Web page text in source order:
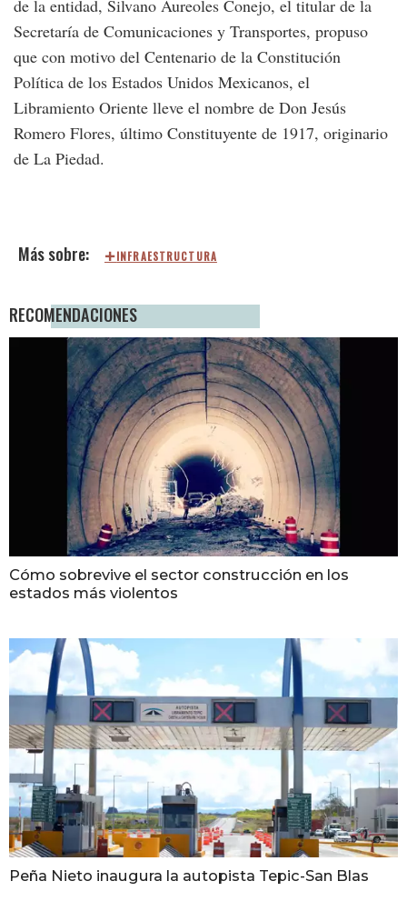
de la entidad, Silvano Aureoles Conejo, el titular de la
Secretaría de Comunicaciones y Transportes, propuso
que con motivo del Centenario de la Constitución
Política de los Estados Unidos Mexicanos, el
Libramiento Oriente lleve el nombre de Don Jesús
Romero Flores, último Constituyente de 1917, originario
de La Piedad.
INFRAESTRUCTURA
RECOMENDACIONES
Cómo sobrevive el sector construcción en los
estados más violentos
Peña Nieto inaugura la autopista Tepic-San Blas